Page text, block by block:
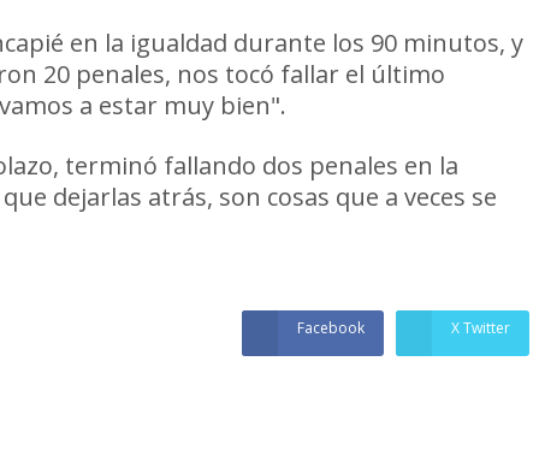
en la igualdad durante los 90 minutos, y
20 penales, nos tocó fallar el último
a estar muy bien".
terminó fallando dos penales en la
dejarlas atrás, son cosas que a veces se
Facebook
X Twitter